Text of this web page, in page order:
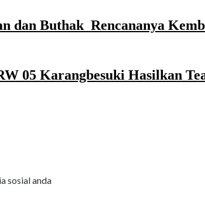
dan Buthak Rencananya
05 Karangbesuki Hasilkan
sosial anda